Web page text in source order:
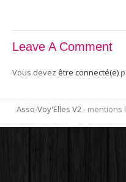
Leave A Comment
Vous devez être connecté(e)
Asso-Voy'Elles V2 - mentions